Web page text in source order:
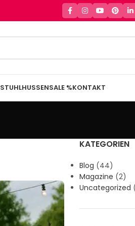
STUHLHUSSENSALE %KONTAKT
KATEGORIEN
Blog (44)
Magazine (2)
Uncategorized